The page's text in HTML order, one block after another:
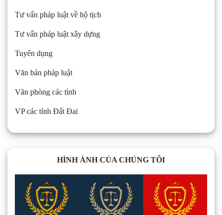
Tư vấn pháp luật về hộ tịch
Tư vấn pháp luật xây dựng
Tuyển dụng
Văn bản pháp luật
Văn phòng các tỉnh
VP các tỉnh Đất Đai
HÌNH ẢNH CỦA CHÚNG TÔI